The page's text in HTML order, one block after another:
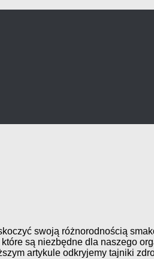
swoją różnorodnością
są niezbędne dla naszego
artykule odkryjemy tajniki